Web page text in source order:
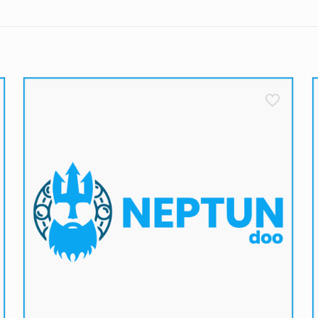
radnog dana. Ne zaboravite, dostave se ne obavljaju
kurirske službe vrše dostavu na navedenu
da su artikli pažljivo zapakovani i zaštićeni od
bilo kakva oštećenja na kutiji, savetujemo da odbijete